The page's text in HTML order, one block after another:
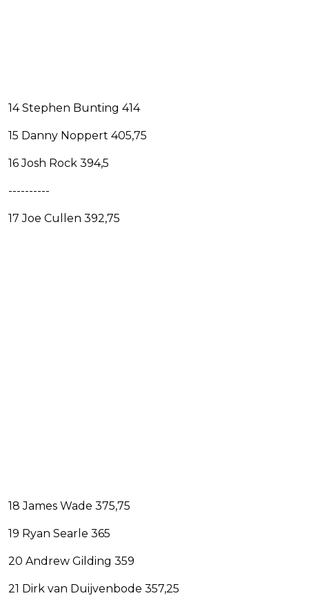
14 Stephen Bunting 414
15 Danny Noppert 405,75
16 Josh Rock 394,5
----------
17 Joe Cullen 392,75
18 James Wade 375,75
19 Ryan Searle 365
20 Andrew Gilding 359
21 Dirk van Duijvenbode 357,25